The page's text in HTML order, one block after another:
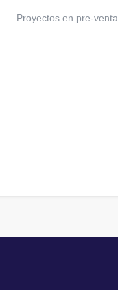
Proyectos en pre-venta